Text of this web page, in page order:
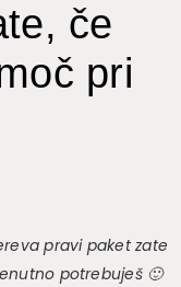
če
pri
pravi paket zate
potrebuješ 🙂